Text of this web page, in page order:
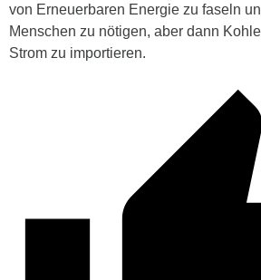
von Erneuerbaren Energie zu faseln
Menschen zu nötigen, aber dann
Strom zu importieren.